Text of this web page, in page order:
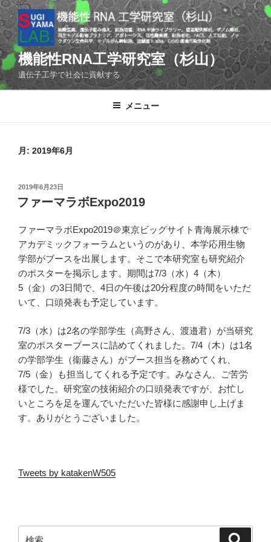
コ
ン
テ
ン
ツ
へ
ス
機能性RNA工学研究室（杉山）
遺伝子工学で社会に貢献する
メニュー
月: 2019年6月
投
稿
日:
2019年6月23日
ファーマラボExpo2019
ファーマラボExpo2019＠東京ビッグサイト青海展示棟で
アカデミックフォーラムというのがあり、本学応用生物
学部がブースを出展します。そこで本研究室も研究紹介
のポスターを掲示します。期間は7/3（水）4（木）
5（金）の3日間で、4日の午後は20分程度の時間をいただ
いて、口頭発表も予定しています。
7/3（水）は2名の学部学生（高野さん、渡邉君）が当研究
室のポスターブースに詰めてくれました。7/4（木）は1名
の学部学生（衞藤さん）がブース担当を務めてくれ、
7/5（金）も担当してくれる予定です。みなさん、ご苦労
様でした。研究室の技術紹介の口頭発表ですが、お忙し
いところを足を運んでいただいた皆様に感謝申し上げま
す。ありがとうございました。
Tweets by katakenW505